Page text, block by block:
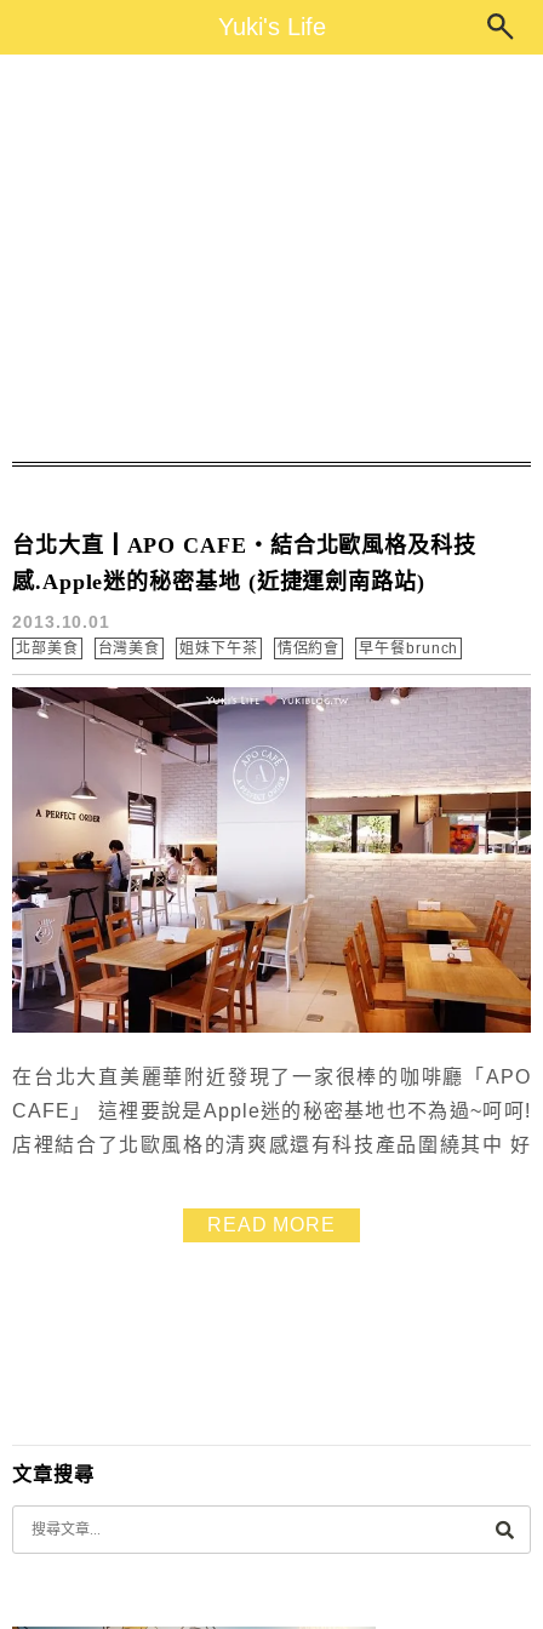
Yuki's LifeYuki's Life
台北大直┃APO CAFE‧結合北歐風格及科技
感.Apple迷的秘密基地 (近捷運劍南路站)
2013.10.01
北部美食 台灣美食 姐妹下午茶 情侶約會 早午餐brunch
在台北大直美麗華附近發現了一家很棒的咖啡廳「APO
CAFE」 這裡要說是Apple迷的秘密基地也不為過~呵呵!
店裡結合了北歐風格的清爽感還有科技產品圍繞其中 好
READ MORE
文章搜尋